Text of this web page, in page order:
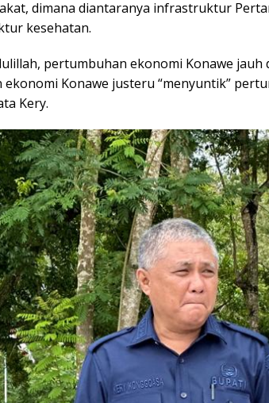
dimana diantaranya infrastruktur
kesehatan.
pertumbuhan ekonomi Konawe
Konawe justeru “menyuntik”
Kery.